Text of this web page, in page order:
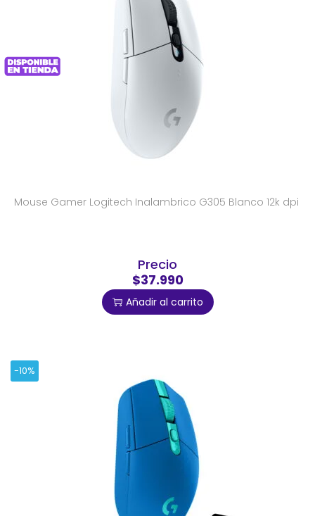
Mouse Gamer Logitech Inalambrico G305 Blanco 12k dpi
Precio
$37.990
Añadir al carrito
-10%